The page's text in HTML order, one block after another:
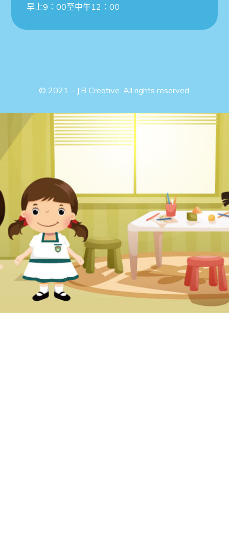
光明學校將舉辦「光
明視覺藝術雙年展」
名了解詳情。
此外，學校亦派發了「光明視覺藝術雙年
展」填色比賽，鼓勵家長踴躍參與。
早上9：00至中午12：00
© 2021 – J.B Creative. All rights reserved.